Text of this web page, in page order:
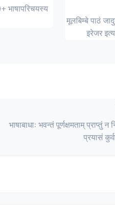
भाषापरिचयस्य
मूलबिम्बे पाठं
इरेजर
भाषाबाधाः भवन्तं पूर्णक्षमताम् प्राप्तुं
प्रयासं